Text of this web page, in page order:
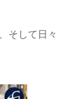
そして日々